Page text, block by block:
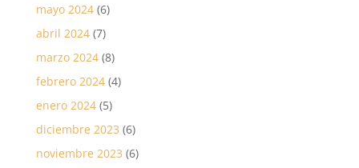
mayo 2024(6)
abril 2024(7)
marzo 2024(8)
febrero 2024(4)
enero 2024(5)
diciembre 2023 (6)
noviembre 2023 (6)